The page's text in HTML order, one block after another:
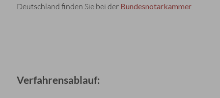
Deutschland finden Sie bei der Bundesnotarkammer.
Verfahrensablauf: